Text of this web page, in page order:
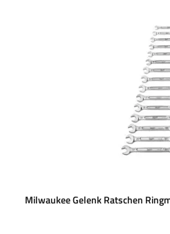
Milwaukee Gelenk Ratschen